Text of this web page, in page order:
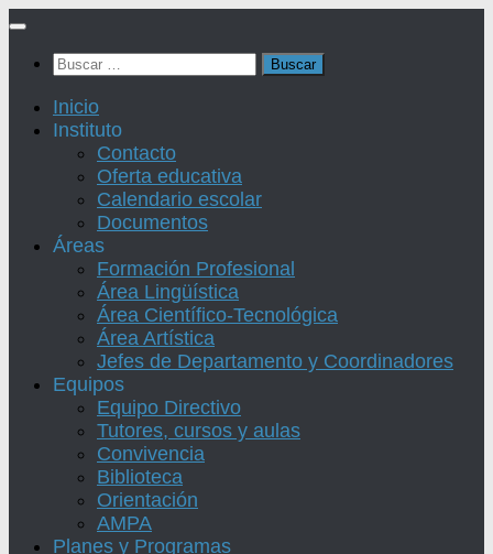
Saltar
contenido
Buscar:
Inicio
Instituto
Contacto
Oferta educativa
Calendario escolar
Documentos
Áreas
Formación Profesional
Área Lingüística
Área Científico-Tecnológica
Área Artística
Jefes de Departamento y Coordinadores
Equipos
Equipo Directivo
Tutores, cursos y aulas
Convivencia
Biblioteca
Orientación
AMPA
Planes y Programas